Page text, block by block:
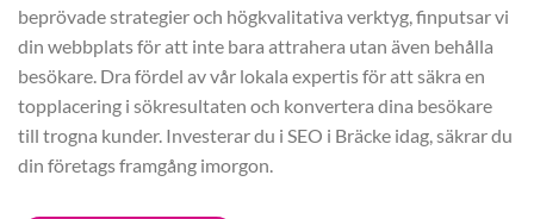
beprövade strategier och högkvalitativa verktyg, finputsar vi
din webbplats för att inte bara attrahera utan även behålla
besökare. Dra fördel av vår lokala expertis för att säkra en
topplacering i sökresultaten och konvertera dina besökare
till trogna kunder. Investerar du i SEO i Bräcke idag, säkrar du
din företags framgång imorgon.